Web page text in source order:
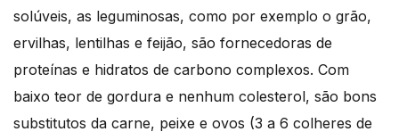
solúveis, as leguminosas, como por exemplo o grão,
ervilhas, lentilhas e feijão, são fornecedoras de
proteínas e hidratos de carbono complexos. Com
baixo teor de gordura e nenhum colesterol, são bons
substitutos da carne, peixe e ovos (3 a 6 colheres de